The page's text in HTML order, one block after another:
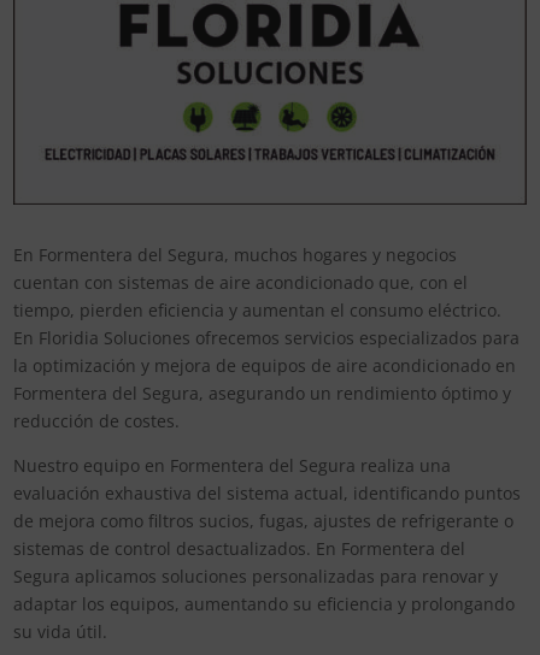
En Formentera del Segura, muchos hogares y negocios
cuentan con sistemas de aire acondicionado que, con el
tiempo, pierden eficiencia y aumentan el consumo eléctrico.
En Floridia Soluciones ofrecemos servicios especializados para
la optimización y mejora de equipos de aire acondicionado en
Formentera del Segura, asegurando un rendimiento óptimo y
reducción de costes.
Nuestro equipo en Formentera del Segura realiza una
evaluación exhaustiva del sistema actual, identificando puntos
de mejora como filtros sucios, fugas, ajustes de refrigerante o
sistemas de control desactualizados. En Formentera del
Segura aplicamos soluciones personalizadas para renovar y
adaptar los equipos, aumentando su eficiencia y prolongando
su vida útil.